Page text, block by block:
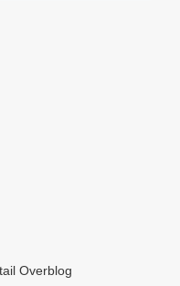
Overblog